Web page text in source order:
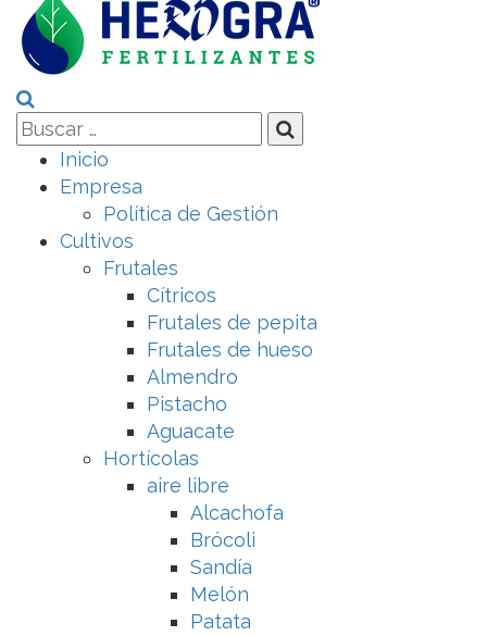
Inicio
Empresa
Política de Gestión
Cultivos
Frutales
Cítricos
Frutales de pepita
Frutales de hueso
Almendro
Pistacho
Aguacate
Hortícolas
aire libre
Alcachofa
Brócoli
Sandía
Melón
Patata